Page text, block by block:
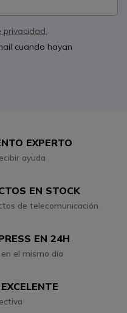
privacidad.
cuando hayan
EXPERTO
ayuda
EN STOCK
de telecomunicación
EN 24H
el mismo día